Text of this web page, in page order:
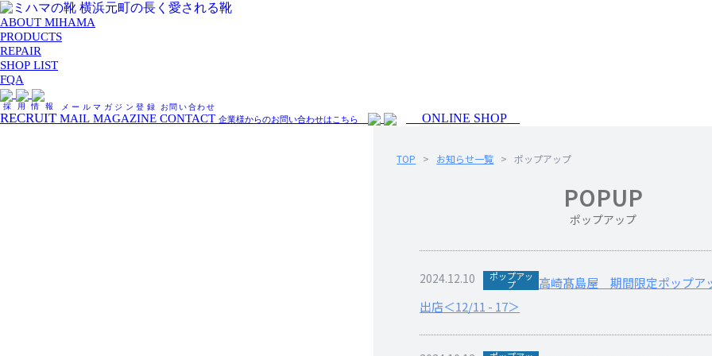
ABOUT MIHAMA
PRODUCTS
REPAIR
SHOP LIST
FQA
RECRUIT
採用情報
MAIL MAGAZINE
メールマガジン登録
CONTACT
お問い合わせ
企業様からのお問い合わせはこちら ONLINE SHOP
TOP > お知らせ一覧 > ポップアップ
POPUP
ポップアップ
2024.12.10 ポップアッ
プ
高崎髙島屋 期間限定ポップア
出店＜12/11 - 17＞